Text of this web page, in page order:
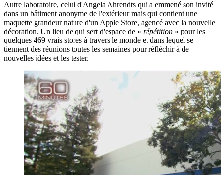
Autre laboratoire, celui d'Angela Ahrendts qui a emmené son invité
dans un bâtiment anonyme de l'extérieur mais qui contient une
maquette grandeur nature d'un Apple Store, agencé avec la nouvelle
décoration. Un lieu de qui sert d'espace de « répétition » pour les
quelques 469 vrais stores à travers le monde et dans lequel se
tiennent des réunions toutes les semaines pour réfléchir à de
nouvelles idées et les tester.